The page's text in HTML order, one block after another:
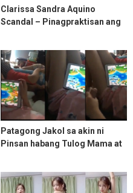
Clarissa Sandra Aquino
Scandal – Pinagpraktisan ang
Patagong Jakol sa akin ni
Pinsan habang Tulog Mama at